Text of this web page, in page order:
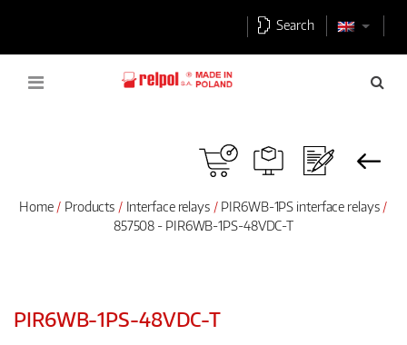
Search
Home Products Interface relays
PIR6WB-1PS interface relays
857508 - PIR6WB-1PS-48VDC-T
PIR6WB-1PS-48VDC-T